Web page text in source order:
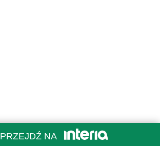
PRZEJDŹ NA